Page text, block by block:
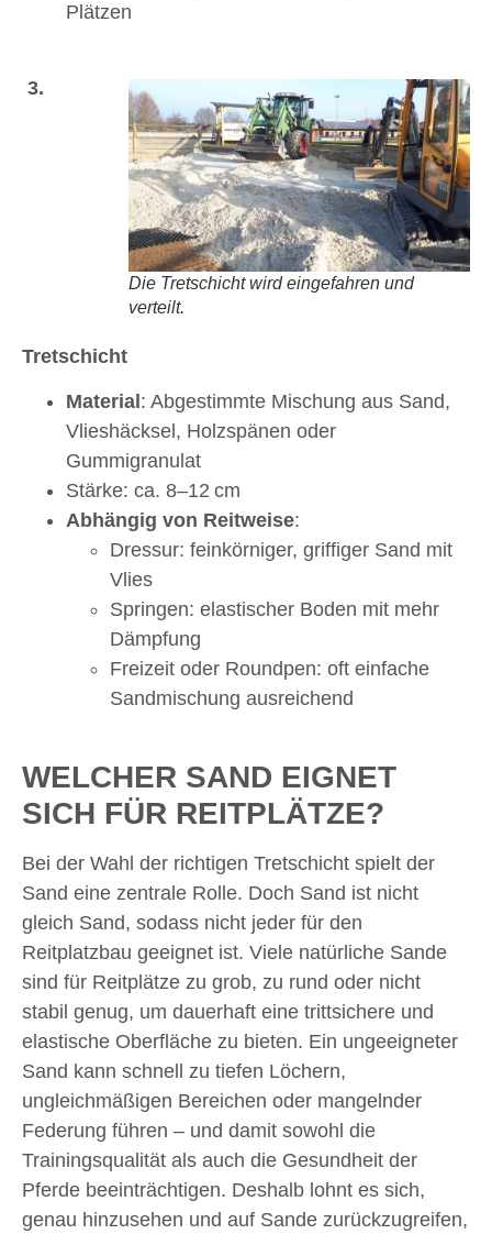
Plätzen
Die Tretschicht wird eingefahren und
verteilt.
3.
Tretschicht
Material: Abgestimmte Mischung aus Sand,
Vlieshäcksel, Holzspänen oder
Gummigranulat
Stärke: ca. 8–12 cm
Abhängig von Reitweise:
Dressur: feinkörniger, griffiger Sand mit
Vlies
Springen: elastischer Boden mit mehr
Dämpfung
Freizeit oder Roundpen: oft einfache
Sandmischung ausreichend
WELCHER SAND EIGNET
SICH FÜR REITPLÄTZE?
Bei der Wahl der richtigen Tretschicht spielt der
Sand eine zentrale Rolle. Doch Sand ist nicht
gleich Sand, sodass nicht jeder für den
Reitplatzbau geeignet ist. Viele natürliche Sande
sind für Reitplätze zu grob, zu rund oder nicht
stabil genug, um dauerhaft eine trittsichere und
elastische Oberfläche zu bieten. Ein ungeeigneter
Sand kann schnell zu tiefen Löchern,
ungleichmäßigen Bereichen oder mangelnder
Federung führen – und damit sowohl die
Trainingsqualität als auch die Gesundheit der
Pferde beeinträchtigen. Deshalb lohnt es sich,
genau hinzusehen und auf Sande zurückzugreifen,